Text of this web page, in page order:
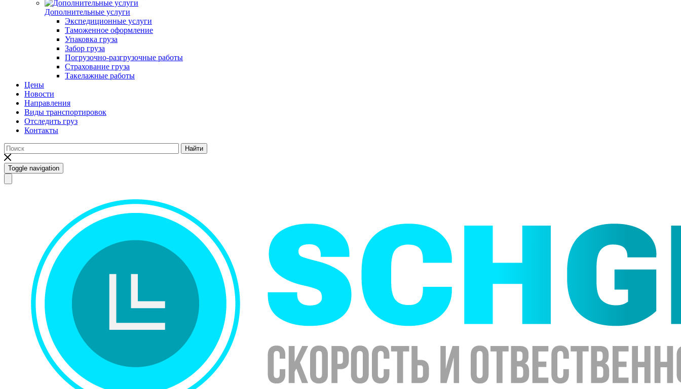
Дополнительные услуги
Экспедиционные услуги
Таможенное оформление
Упаковка груза
Забор груза
Погрузочно-разгрузочные работы
Страхование груза
Такелажные работы
Цены
Новости
Направления
Виды транспортировок
Отследить груз
Контакты
Найти
Toggle navigation